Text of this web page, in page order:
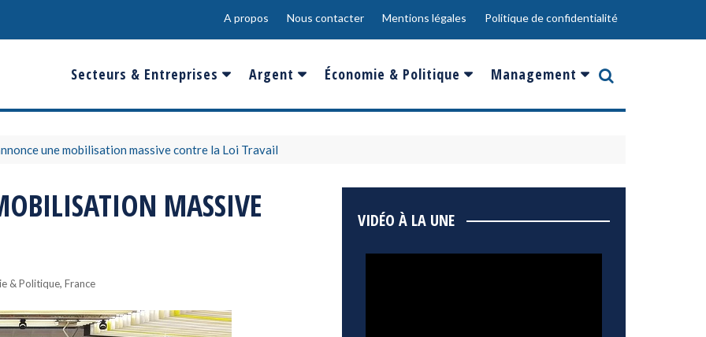
A propos Nous contacter Mentions légales Politique de confidentialité
Secteurs & Entreprises
Banques & Finances
Conso & Distrib
Environnement
Argent
Salaire
Sport
Epargne & Placements
Économie & Politique
France
Management
Innovation
une mobilisation massive contre la Loi Travail
MASSIVE
& Politique, France
VIDÉO À LA UNE